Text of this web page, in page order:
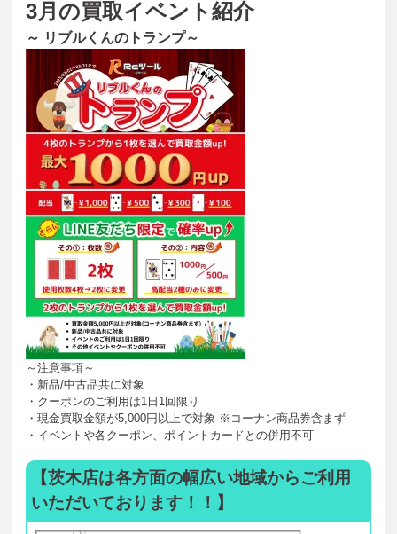
3月の買取イベント紹介
～ リブルくんのトランプ～
～注意事項～
・新品/中古品共に対象
・クーポンのご利用は1日1回限り
・現金買取金額が5,000円以上で対象 ※コーナン商品券含まず
・イベントや各クーポン、ポイントカードとの併用不可
【茨木店は各方面の幅広い地域からご利用
いただいております！！】